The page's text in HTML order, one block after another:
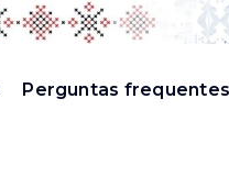
Perguntas frequentes